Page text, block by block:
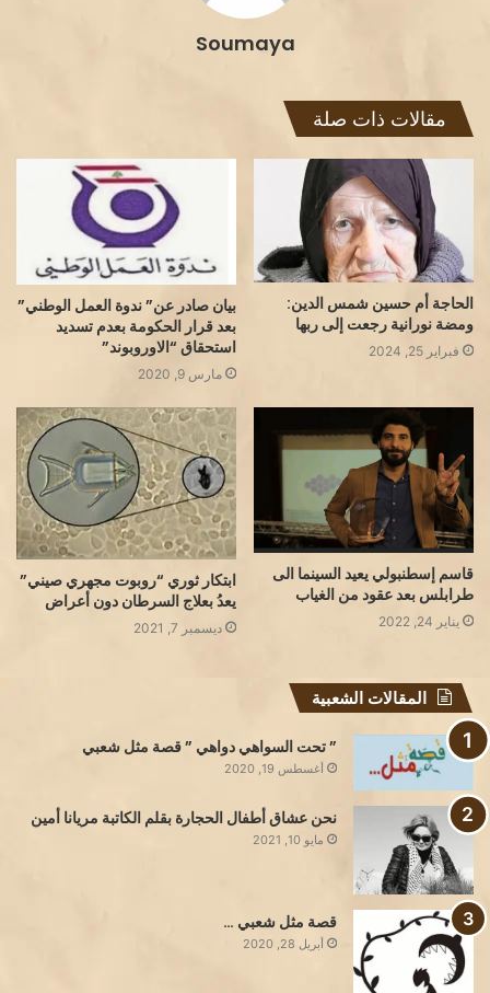
Soumaya
مقالات ذات صلة
الحاجة أم حسين شمس الدين:
ومضة نورانية رجعت إلى ربها
فبراير 25, 2024
بيان صادر عن” ندوة العمل الوطني”
بعد قرار الحكومة بعدم تسديد
استحقاق “الاوروبوند”
مارس 9, 2020
قاسم إسطنبولي يعيد السينما الى
طرابلس بعد عقود من الغياب
يناير 24, 2022
ابتكار ثوري “روبوت مجهري صيني”
يعدُ بعلاج السرطان دون أعراض
ديسمبر 7, 2021
المقالات الشعبية
” تحت السواهي دواهي ” قصة مثل شعبي
أغسطس 19, 2020
نحن عشاق أطفال الحجارة بقلم الكاتبة مريانا أمين
مايو 10, 2021
قصة مثل شعبي …
أبريل 28, 2020